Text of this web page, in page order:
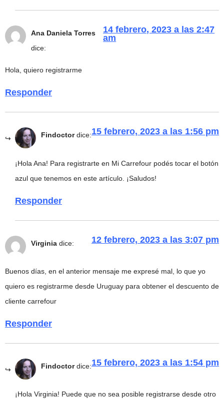
Ana Daniela Torres
dice:
14 febrero, 2023 a las 2:47
am
Hola, quiero registrarme
Responder
Findoctor dice:15 febrero, 2023 a las 1:56 pm
¡Hola Ana! Para registrarte en Mi Carrefour podés tocar el botón
azul que tenemos en este artículo. ¡Saludos!
Responder
Virginia dice: 12 febrero, 2023 a las 3:07 pm
Buenos días, en el anterior mensaje me expresé mal, lo que yo
quiero es registrarme desde Uruguay para obtener el descuento de
cliente carrefour
Responder
Findoctor dice:15 febrero, 2023 a las 1:54 pm
¡Hola Virginia! Puede que no sea posible registrarse desde otro